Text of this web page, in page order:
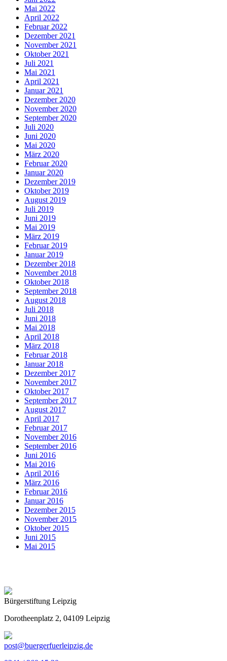
Mai 2022
April 2022
Februar 2022
Dezember 2021
November 2021
Oktober 2021
Juli 2021
Mai 2021
April 2021
Januar 2021
Dezember 2020
November 2020
September 2020
Juli 2020
Juni 2020
Mai 2020
März 2020
Februar 2020
Januar 2020
Dezember 2019
Oktober 2019
August 2019
Juli 2019
Juni 2019
Mai 2019
März 2019
Februar 2019
Januar 2019
Dezember 2018
November 2018
Oktober 2018
September 2018
August 2018
Juli 2018
Juni 2018
Mai 2018
April 2018
März 2018
Februar 2018
Januar 2018
Dezember 2017
November 2017
Oktober 2017
September 2017
August 2017
April 2017
Februar 2017
November 2016
September 2016
Juni 2016
Mai 2016
April 2016
März 2016
Februar 2016
Januar 2016
Dezember 2015
November 2015
Oktober 2015
Juni 2015
Mai 2015
Bürgerstiftung Leipzig
Dorotheenplatz 2, 04109 Leipzig
post@buergerfuerleipzig.de